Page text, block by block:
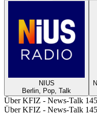
NIUS
Berlin, Pop, Talk
Über KFIZ - News-Talk
Über KFIZ - News-Talk